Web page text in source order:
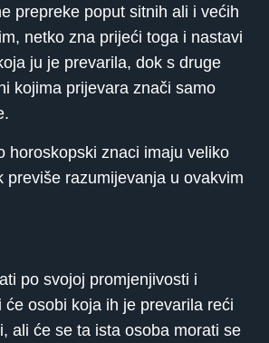
prepreke poput sitnih ali i većih
netko zna prijeći toga i nastavi
ju je prevarila, dok s druge
kojima prijevara znači samo
horoskopski znaci imaju veliko
previše razumijevanja u ovakvim
po svojoj promjenjivosti i
će osobi koja ih je prevarila reći
ali će se ta ista osoba morati se